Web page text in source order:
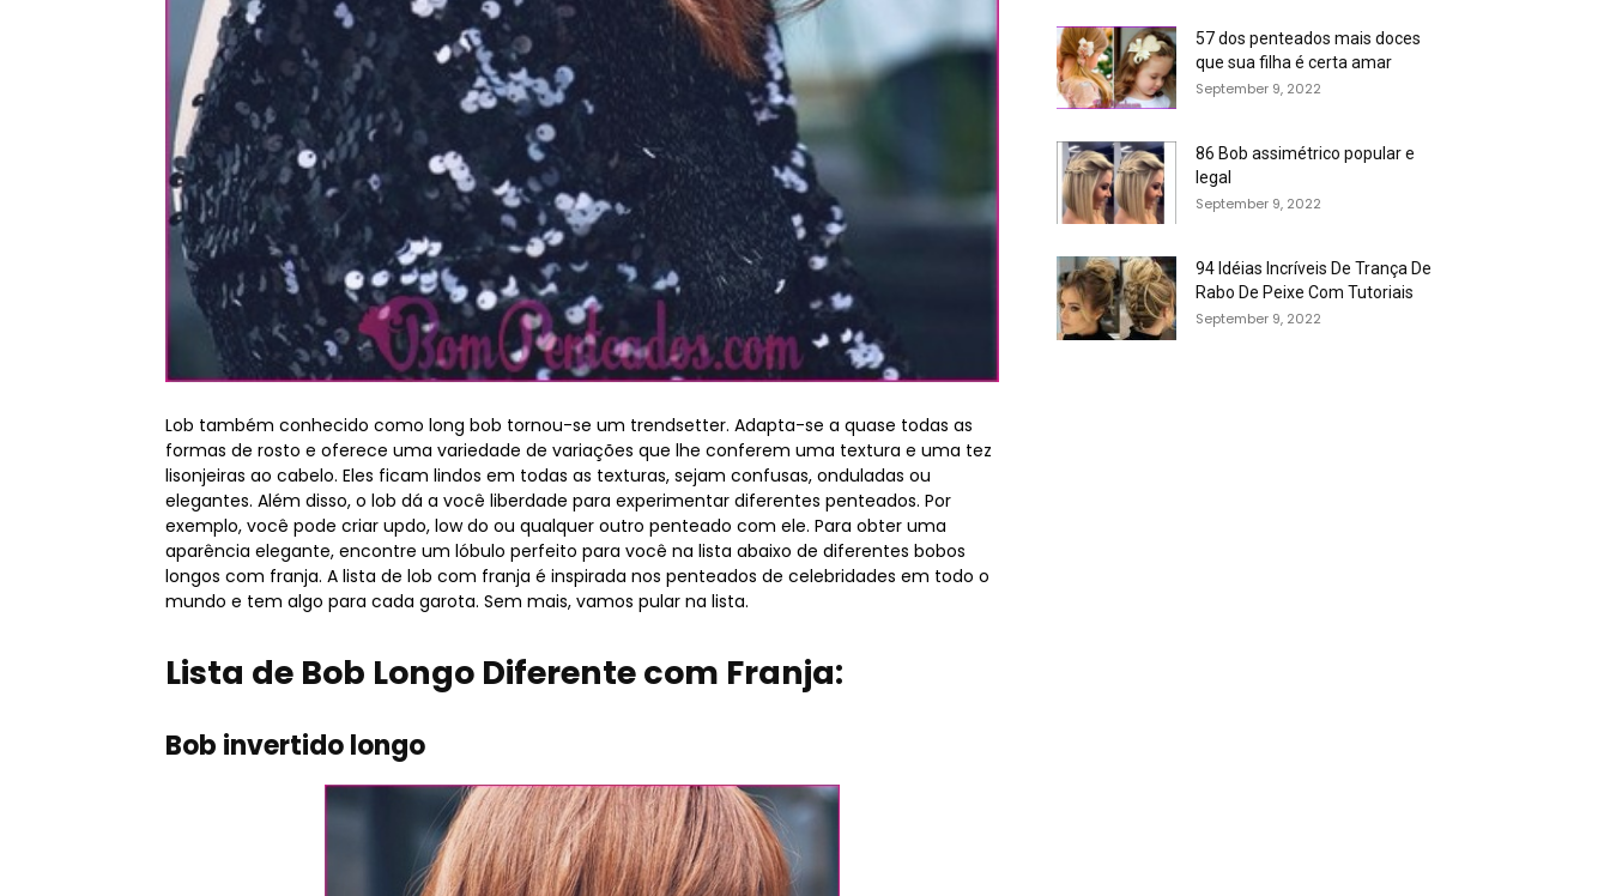
Lob também conhecido como long bob tornou-se um trendsetter. Adapta-se a quase todas as
formas de rosto e oferece uma variedade de variações que lhe conferem uma textura e uma tez
lisonjeiras ao cabelo. Eles ficam lindos em todas as texturas, sejam confusas, onduladas ou
elegantes. Além disso, o lob dá a você liberdade para experimentar diferentes penteados. Por
exemplo, você pode criar updo, low do ou qualquer outro penteado com ele. Para obter uma
aparência elegante, encontre um lóbulo perfeito para você na lista abaixo de diferentes bobos
longos com franja. A lista de lob com franja é inspirada nos penteados de celebridades em todo o
mundo e tem algo para cada garota. Sem mais, vamos pular na lista.
Lista de Bob Longo Diferente com Franja:
Bob invertido longo
57 dos penteados mais doces
que sua filha é certa amar
September 9, 2022
86 Bob assimétrico popular e
legal
September 9, 2022
94 Idéias Incríveis De Trança De
Rabo De Peixe Com Tutoriais
September 9, 2022